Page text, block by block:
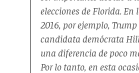
elecciones de Florida. En
2016, por ejemplo,
candidata demócrata
una diferencia de poco
Por lo tanto, en esta